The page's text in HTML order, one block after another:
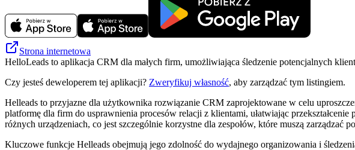
Strona internetowa
HelloLeads to aplikacja CRM dla małych firm, umożliwiająca śledzenie potencjalnych
Czy jesteś deweloperem tej aplikacji? Zweryfikuj własność, aby zarządzać tym listingiem.
Helleads to przyjazne dla użytkownika rozwiązanie CRM zaprojektowane w celu
platformę dla firm do usprawnienia procesów relacji z klientami, ułatwiając
różnych urządzeniach, co jest szczególnie korzystne dla zespołów, które muszą zarządzać
Kluczowe funkcje Helleads obejmują jego zdolność do wydajnego organizowania i